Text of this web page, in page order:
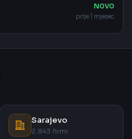
NOVO
prije 1 mjesec
Sarajevo
2.843 firmi